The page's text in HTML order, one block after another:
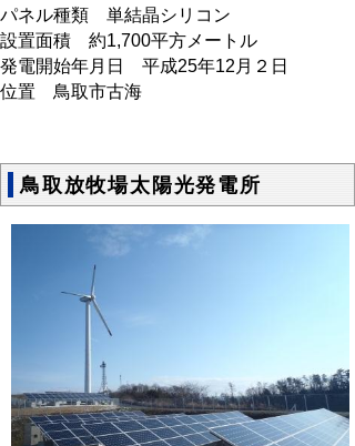
パネル種類 単結晶シリコン
設置面積 約1,700平方メートル
発電開始年月日 平成25年12月２日
位置 鳥取市古海
鳥取放牧場太陽光発電所